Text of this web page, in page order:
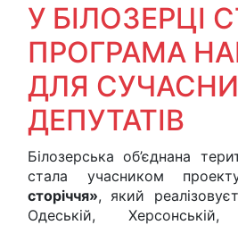
У БІЛОЗЕРЦІ
ПРОГРАМА
ДЛЯ
ДЕПУТАТІВ
Білозерська об’єднана
стала учасником
сторіччя», який
Одеській, Херсонській,